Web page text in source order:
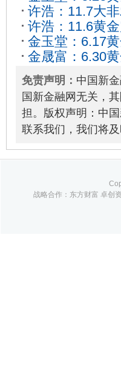
详细分析2026-
许浩：11.7大
2025-11-07
许浩：11.6黄
2025-11-06
金玉堂：6.17
分析2026-06-
金晟富：6.30
参考2025-06-
免责声明： 中国新
国新金融网无关，
担。版权声明：中
联系我们，我们将及
战略合作：东方财富 卓创